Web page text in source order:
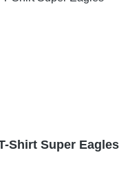
Shirt Super Eagles